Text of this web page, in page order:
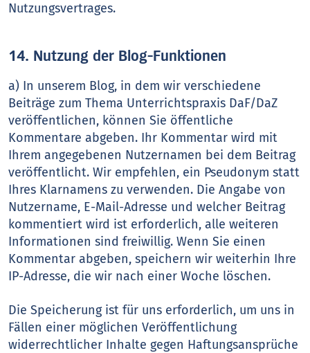
Nutzungsvertrages.
14. Nutzung der Blog-Funktionen
a) In unserem Blog, in dem wir verschiedene
Beiträge zum Thema Unterrichtspraxis DaF/DaZ
veröffentlichen, können Sie öffentliche
Kommentare abgeben. Ihr Kommentar wird mit
Ihrem angegebenen Nutzernamen bei dem Beitrag
veröffentlicht. Wir empfehlen, ein Pseudonym statt
Ihres Klarnamens zu verwenden. Die Angabe von
Nutzername, E-Mail-Adresse und welcher Beitrag
kommentiert wird ist erforderlich, alle weiteren
Informationen sind freiwillig. Wenn Sie einen
Kommentar abgeben, speichern wir weiterhin Ihre
IP-Adresse, die wir nach einer Woche löschen.
Die Speicherung ist für uns erforderlich, um uns in
Fällen einer möglichen Veröffentlichung
widerrechtlicher Inhalte gegen Haftungsansprüche